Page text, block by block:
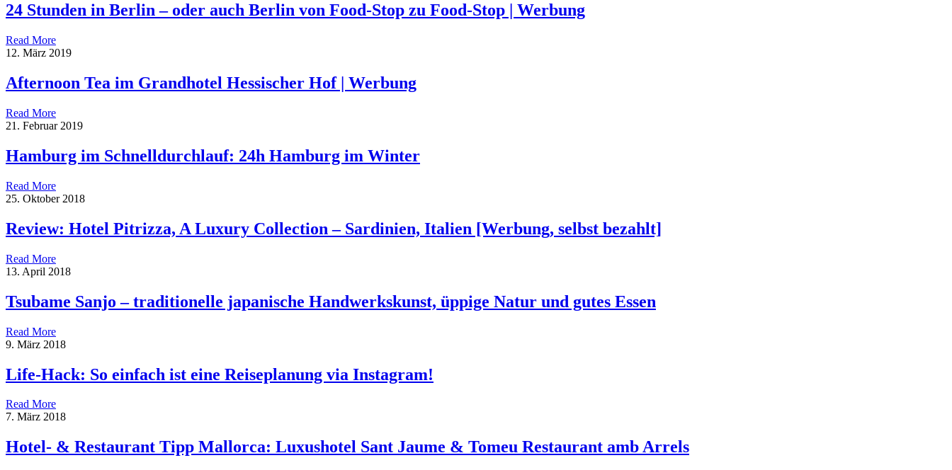
24 Stunden in Berlin – oder auch Berlin von Food-Stop zu Food-Stop | Werbung
Read More
12. März 2019
Afternoon Tea im Grandhotel Hessischer Hof | Werbung
Read More
21. Februar 2019
Hamburg im Schnelldurchlauf: 24h Hamburg im Winter
Read More
25. Oktober 2018
Review: Hotel Pitrizza, A Luxury Collection – Sardinien, Italien [Werbung, selbst bezahlt]
Read More
13. April 2018
Tsubame Sanjo – traditionelle japanische Handwerkskunst, üppige Natur und gutes Essen
Read More
9. März 2018
Life-Hack: So einfach ist eine Reiseplanung via Instagram!
Read More
7. März 2018
Hotel- & Restaurant Tipp Mallorca: Luxushotel Sant Jaume & Tomeu Restaurant amb Arrels